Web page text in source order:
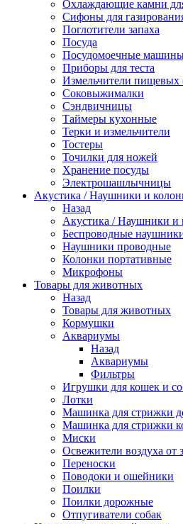
Охлаждающие камни
Сифоны для
Поглотители запаха
Посуда
Посудомоечные
Приборы для теста
Измельчители пищевых
Cоковыжималки
Сэндвичницы
Таймеры кухонные
Терки и измельчители
Тостеры
Точилки для ножей
Хранение посуды
Электрошашлычницы
Акустика / Наушники и
Назад
Акустика / Наушники и
Беспроводные
Наушники проводные
Колонки портативные
Микрофоны
Товары для животных
Назад
Товары для животных
Кормушки
Аквариумы
Назад
Аквариумы
Фильтры
Игрушки для кошек и
Лотки
Машинка для стрижки
Машинка для стрижки
Миски
Освежители воздуха от
Переноски
Поводоки и ошейники
Поилки
Поилки дорожные
Отпугиватели собак